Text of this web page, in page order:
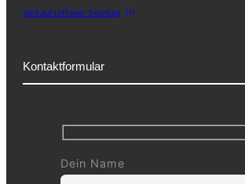
Verkaufsoffener Sonntag (1)
Kontaktformular
Dein Name